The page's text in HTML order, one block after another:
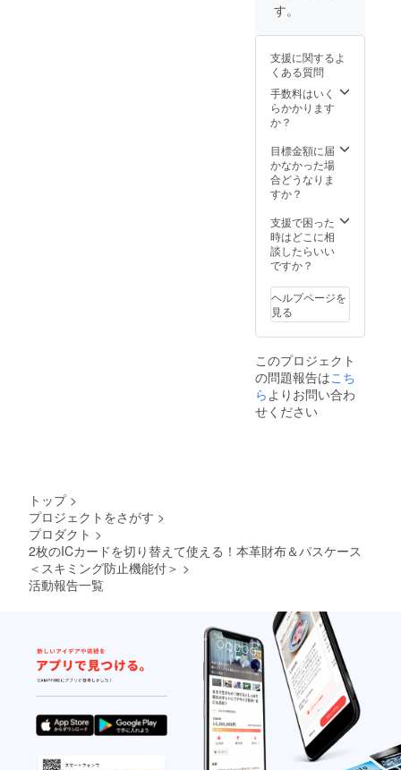
お届け
る可能
性がご
ざいま
す。 ※
ンに若
干の修
正が入
いま
す。
す。
支援に関するよ
くある質問
手数料はいく
らかかります
か？
目標金額に届
かなかった場
合どうなりま
すか？
支援で困った
時はどこに相
談したらいい
ですか？
ヘルプページを
見る
このプロジェクト
の問題報告はこち
らよりお問い合わ
せください
トップ >
プロジェクトをさがす >
プロダクト >
2枚のICカードを切り替えて使える！本革財布＆パスケース
＜スキミング防止機能付＞ >
活動報告一覧